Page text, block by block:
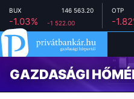
BUX 146 563.20
-1.03% -1 522.00
OTP
-
GAZDASÁGI